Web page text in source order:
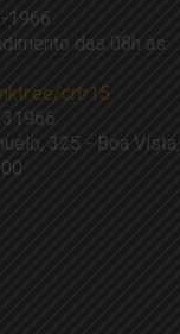
1966
das 08h às
crtr15
325 - Boa Vista,